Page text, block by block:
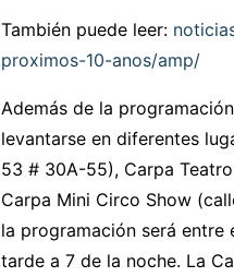
También puede leer:
proximos-10-anos/amp/
Además de la
levantarse en diferentes
53 # 30A-55), Carpa
Carpa Mini Circo Show
la programación será entre
tarde a 7 de la noche. La